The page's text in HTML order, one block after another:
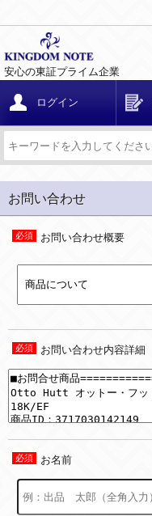
安心の東証プライム企業
ログイン
お問い合わせ
お問い合わせ概要
お問い合わせ内容詳細
お名前